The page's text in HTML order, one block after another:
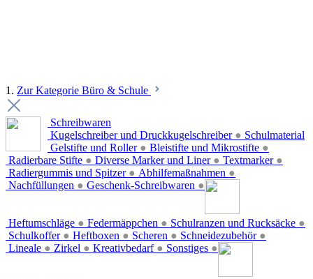
1. Zur Kategorie Büro & Schule
Schreibwaren
Kugelschreiber und Druckkugelschreiber ●
Gelstifte und Roller ● Bleistifte und Mikrostifte ●
Radierbare Stifte ● Diverse Marker und Liner ● Textmarker ●
Radiergummis und Spitzer ● Abhilfemaßnahmen ●
Nachfüllungen ● Geschenk-Schreibwaren ●
Schulmaterial
Heftumschläge ● Federmäppchen ● Schulranzen und Rucksäcke ●
Schulkoffer ● Heftboxen ● Scheren ● Schneidezubehör ●
Lineale ● Zirkel ● Kreativbedarf ● Sonstiges ●